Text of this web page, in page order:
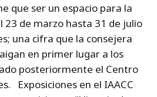
que ser un espacio para la
de marzo hasta 31 de julio
una cifra que la consejera
en primer lugar a los
posteriormente el Centro
Exposiciones en el IAACC